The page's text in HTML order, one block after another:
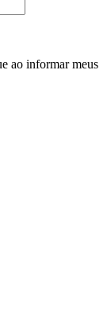
ao informar meus